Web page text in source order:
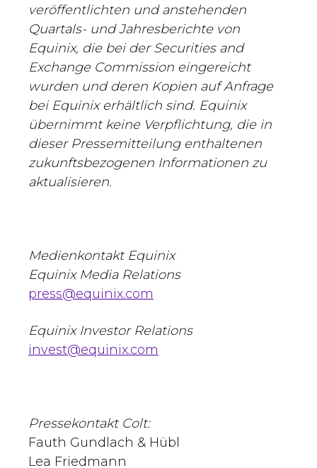
veröffentlichten und anstehenden
Quartals- und Jahresberichte von
Equinix, die bei der Securities and
Exchange Commission eingereicht
wurden und deren Kopien auf Anfrage
bei Equinix erhältlich sind. Equinix
übernimmt keine Verpflichtung, die in
dieser Pressemitteilung enthaltenen
zukunftsbezogenen Informationen zu
aktualisieren.
Medienkontakt Equinix
Equinix Media Relations
press@equinix.com
Equinix Investor Relations
invest@equinix.com
Pressekontakt Colt:
Fauth Gundlach & Hübl
Lea Friedmann